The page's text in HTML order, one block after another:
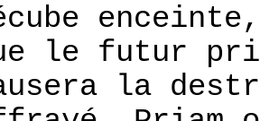
le futur
la